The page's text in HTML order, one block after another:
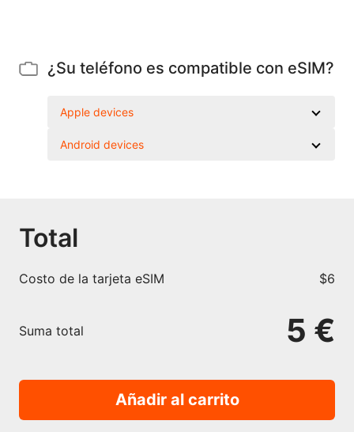
¿Su teléfono es compatible con eSIM?
Apple devices
Android devices
Total
Costo de la tarjeta eSIM $6
Suma total 5 €
Añadir al carrito